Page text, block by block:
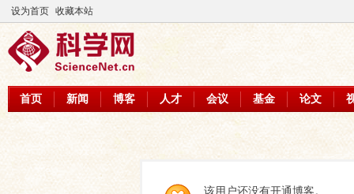
设为首页 收藏本站
首页 新闻 博客 人才 会议 基金 论文
该用户还没有开通博客。